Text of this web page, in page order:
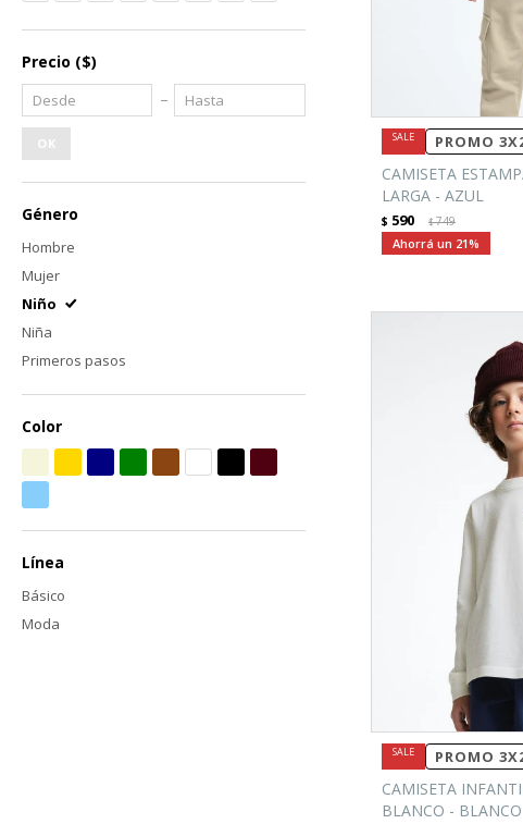
PROMO
CAMISETA
LARGA - AZUL
$ 590 $749
21
PROMO
CAMISETA
BLANCO - BLANCO
Precio ($)
OK
Género
Hombre
Mujer
Niño
Niña
Primeros pasos
Color
Línea
Básico
Moda